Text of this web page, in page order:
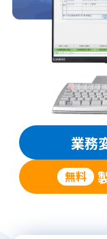
業務
無料